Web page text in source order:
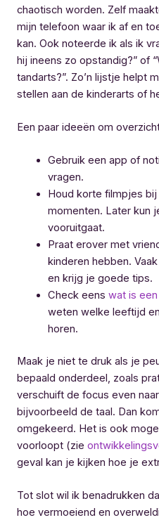
chaotisch worden. Zelf
mijn telefoon waar ik af en
kan. Ook noteerde ik als ik
hij ineens zo opstandig?” of
tandarts?”. Zo’n lijstje helpt
stellen aan de kinderarts of
Een paar ideeën om
Gebruik een app of
vragen.
Houd korte filmpjes
momenten. Later kun
vooruitgaat.
Praat erover met
kinderen hebben.
en krijg je goede tips.
Check eens wat is
weten welke leeftijd
horen.
Maak je niet te druk als je
bepaald onderdeel, zoals
verschuift de focus even
bijvoorbeeld de taal. Dan
omgekeerd. Het is ook
voorloopt (zie
geval kan je kijken hoe je
Tot slot wil ik benadrukken
hoe vermoeiend en